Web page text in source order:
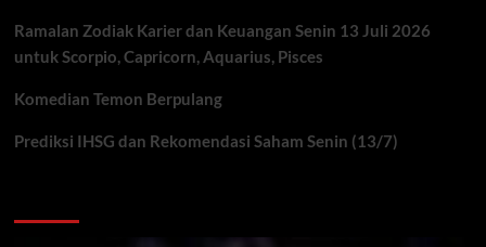
Ramalan Zodiak Karier dan Keuangan Senin 13 Juli 2026
untuk Scorpio, Capricorn, Aquarius, Pisces
Komedian Temon Berpulang
Prediksi IHSG dan Rekomendasi Saham Senin (13/7)